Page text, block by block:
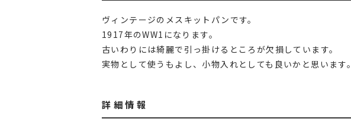
ヴィンテージのメスキットパンです。
1917年のWW1になります。
古いわりには綺麗で引っ掛けるところが欠損しています。
実物として使うもよし、小物入れとしても良いかと思います。
詳細情報